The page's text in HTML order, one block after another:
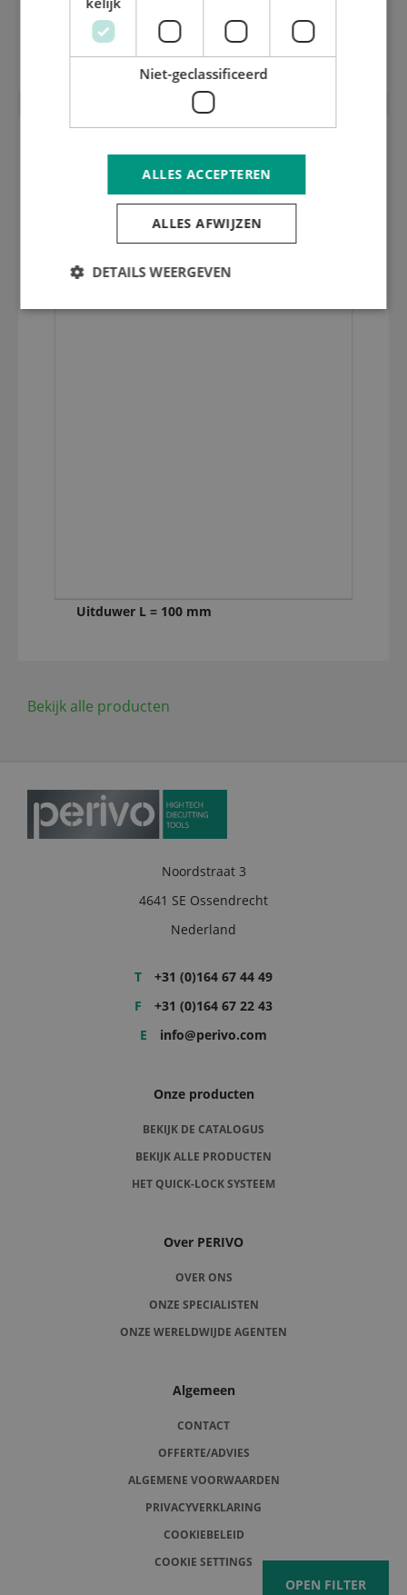
OPEN FILTER
Montagesteun voor / achter
Uitduwer L = 100 mm
Bekijk alle producten
Noordstraat 3
4641 SE Ossendrecht
Nederland
T
+31 (0)164 67 44 49
F
+31 (0)164 67 22 43
E
info@perivo.com
Onze producten
BEKIJK DE CATALOGUS
BEKIJK ALLE PRODUCTEN
HET QUICK-LOCK SYSTEEM
Over PERIVO
OVER ONS
ONZE SPECIALISTEN
ONZE WERELDWIJDE AGENTEN
Algemeen
CONTACT
OFFERTE/ADVIES
ALGEMENE VOORWAARDEN
PRIVACYVERKLARING
COOKIEBELEID
COOKIE SETTINGS
Niet-geclassificeerd
ALLES ACCEPTEREN
ALLES AFWIJZEN
DETAILS WEERGEVEN